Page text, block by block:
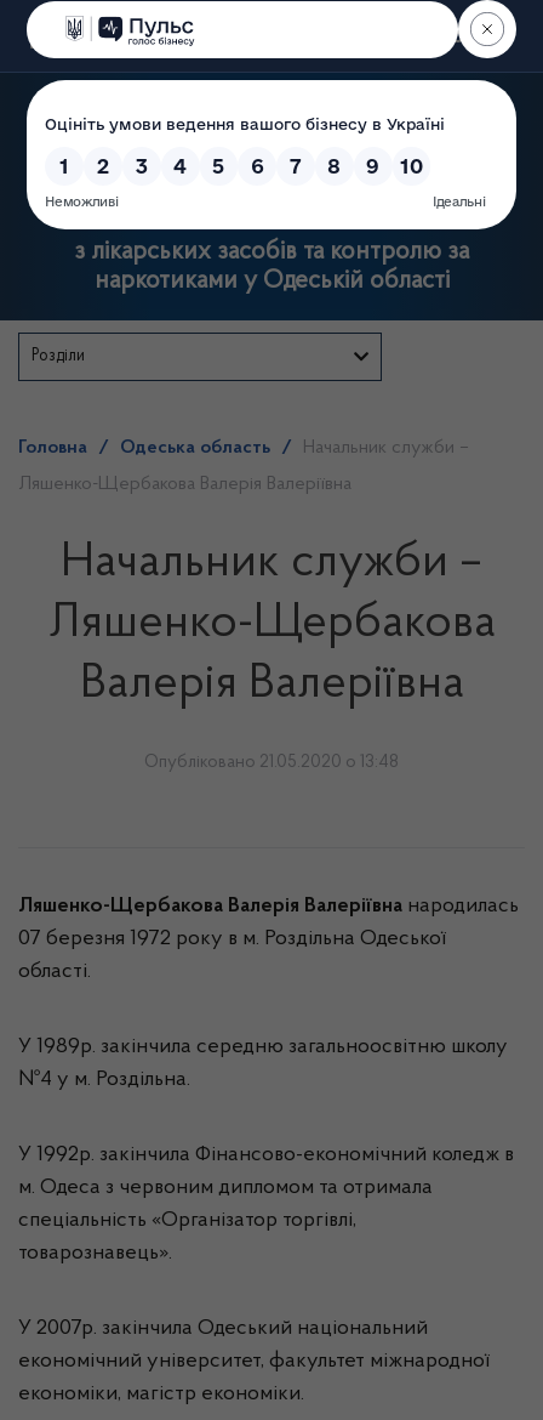
Пошук
з лікарських засобів та контролю за
наркотиками у Одеській області
Розділи
Головна / Одеська область /
Начальник служби –
Ляшенко-Щербакова Валерія Валеріївна
Начальник служби –
Ляшенко-Щербакова
Валерія Валеріївна
Опубліковано 21.05.2020 о 13:48
Ляшенко-Щербакова Валерія Валеріївна народилась
07 березня 1972 року в м. Роздільна Одеської
області.
У 1989р. закінчила середню загальноосвітню школу
№4 у м. Роздільна.
У 1992р. закінчила Фінансово-економічний коледж в
м. Одеса з червоним дипломом та отримала
спеціальність «Організатор торгівлі,
товарознавець».
У 2007р. закінчила Одеський національний
економічний університет, факультет міжнародної
економіки, магістр економіки.